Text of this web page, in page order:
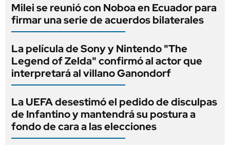
Milei se reunió con Noboa en Ecuador para
firmar una serie de acuerdos bilaterales
La película de Sony y Nintendo "The
Legend of Zelda" confirmó al actor que
interpretará al villano Ganondorf
La UEFA desestimó el pedido de disculpas
de Infantino y mantendrá su postura a
fondo de cara a las elecciones